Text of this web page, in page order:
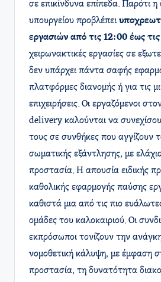
σε επικίνδυνα επίπεδα. Παρότι
υπουργείου προβλέπει
εργασιών από τις 12:00 έως
χειρωνακτικές εργασίες σε
δεν υπάρχει πάντα σαφής
πλατφόρμες διανομής ή για τις
επιχειρήσεις. Οι εργαζόμενοι
delivery καλούνται να
τους σε συνθήκες που αγγίζουν
σωματικής εξάντλησης, με
προστασία. Η απουσία ειδικής
καθολικής εφαρμογής παύσης
καθιστά μια από τις πιο
ομάδες του καλοκαιριού. Οι
εκπρόσωποι τονίζουν την ανάγκη
νομοθετική κάλυψη, με έμφαση
προστασία, τη δυνατότητα